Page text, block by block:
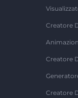
Creatore
Creatore
Creatore